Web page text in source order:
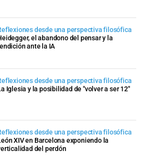
desde una perspectiva filosófica
el abandono del pensar y la
ante la IA
desde una perspectiva filosófica
Iglesia y la posibilidad de "volver a ser 12"
desde una perspectiva filosófica
XIV en Barcelona exponiendo la
del perdón